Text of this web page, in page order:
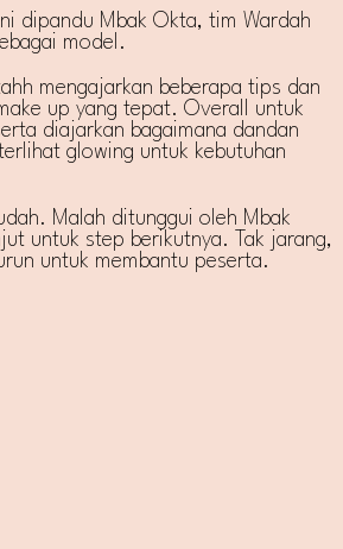
dipandu Mbak Okta, tim Wardah
model.
mengajarkan beberapa tips dan
up yang tepat. Overall untuk
diajarkan bagaimana dandan
glowing untuk kebutuhan
Malah ditunggui oleh Mbak
untuk step berikutnya. Tak jarang,
untuk membantu peserta.